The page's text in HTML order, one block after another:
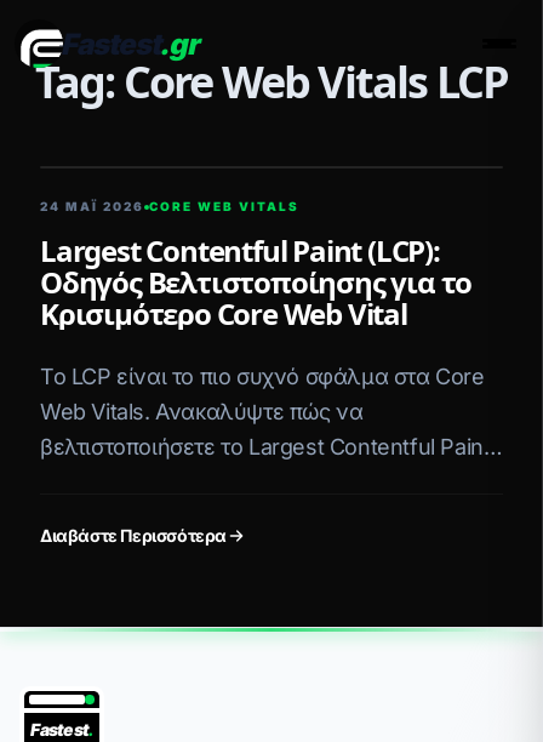
Fastest.gr
Tag: Core Web Vitals LCP
24 ΜΑΪ́ 2026 CORE WEB VITALS
Largest Contentful Paint (LCP):
Οδηγός Βελτιστοποίησης για το
Κρισιμότερο Core Web Vital
Το LCP είναι το πιο συχνό σφάλμα στα Core
Web Vitals. Ανακαλύψτε πώς να
βελτιστοποιήσετε το Largest Contentful Paint
Διαβάστε Περισσότερα
Fastest.